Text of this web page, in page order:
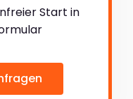
Start in